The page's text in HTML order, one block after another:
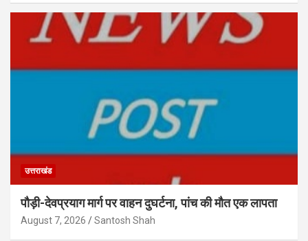
उत्तराखंड
पौड़ी-देवप्रयाग मार्ग पर वाहन दुघर्टना, पांच की मौत एक लापता
August 7, 2026 Santosh Shah